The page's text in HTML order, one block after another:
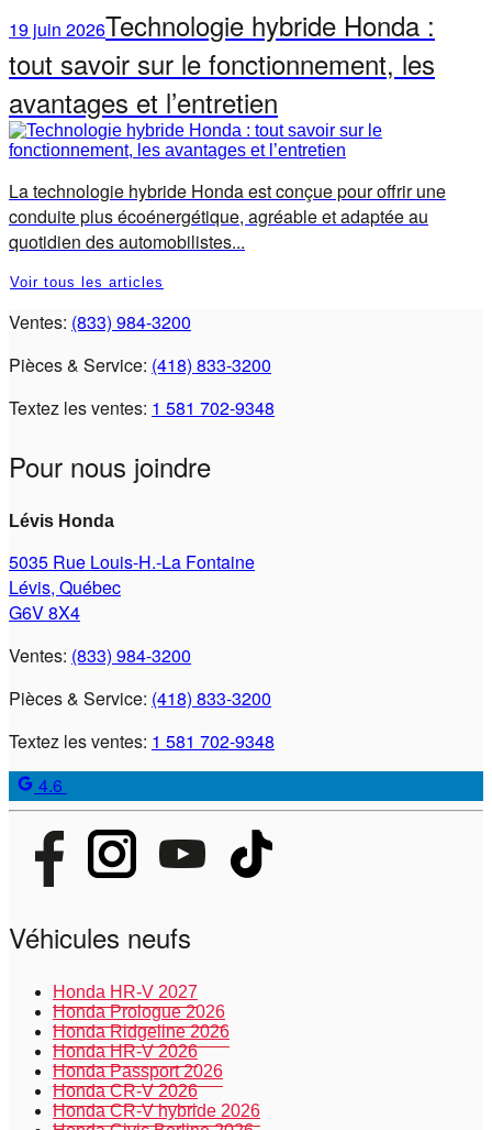
19 juin 2026Technologie hybride Honda :
tout savoir sur le fonctionnement, les
avantages et l’entretien
La technologie hybride Honda est conçue pour offrir une
conduite plus écoénergétique, agréable et adaptée au
quotidien des automobilistes...
Voir tous les articles
Ventes: (833) 984-3200
Pièces & Service: (418) 833-3200
Textez les ventes: 1 581 702-9348
Pour nous joindre
Lévis Honda
5035 Rue Louis-H.-La Fontaine
Lévis, Québec
G6V 8X4
Ventes: (833) 984-3200
Pièces & Service: (418) 833-3200
Textez les ventes: 1 581 702-9348
4.6
Véhicules neufs
Honda HR-V 2027
Honda Prologue 2026
Honda Ridgeline 2026
Honda HR-V 2026
Honda Passport 2026
Honda CR-V 2026
Honda CR-V hybride 2026